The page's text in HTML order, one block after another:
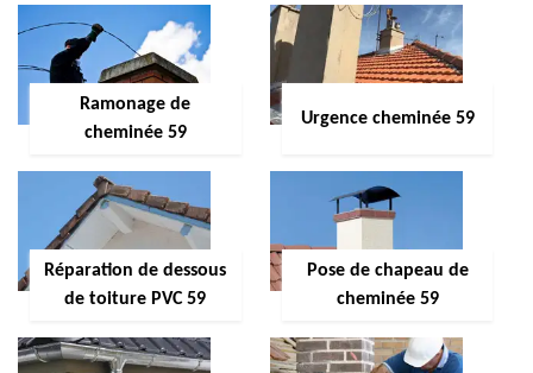
Ramonage de
cheminée 59
Urgence cheminée 59
Réparation de dessous
de toiture PVC 59
Pose de chapeau de
cheminée 59